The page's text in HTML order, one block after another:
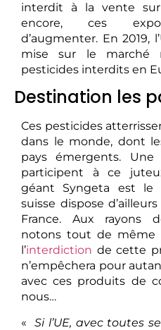
interdit à la vente
encore, ces
d’augmenter. En 2019,
mise sur le marché
pesticides interdits en
Destination les
Ces pesticides
dans le monde, dont
pays émergents.
participent à ce
géant Syngeta est le
suisse dispose
France. Aux rayons
notons tout de même
l’interdiction de cette
n’empêchera pour
avec ces produits de
nous…
«Si l’UE, avec toutes